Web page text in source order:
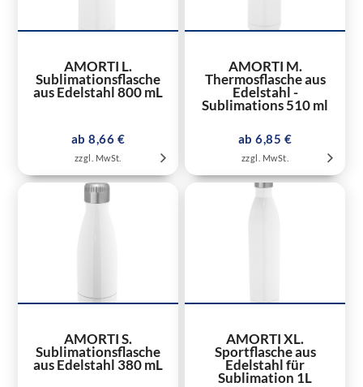
AMORTI L.
Sublimationsflasche
aus Edelstahl 800 mL
ab 8,66 €
zzgl. MwSt.
AMORTI M.
Thermosflasche aus
Edelstahl -
Sublimations 510 ml
ab 6,85 €
zzgl. MwSt.
AMORTI S.
Sublimationsflasche
aus Edelstahl 380 mL
AMORTI XL.
Sportflasche aus
Edelstahl für
Sublimation 1L